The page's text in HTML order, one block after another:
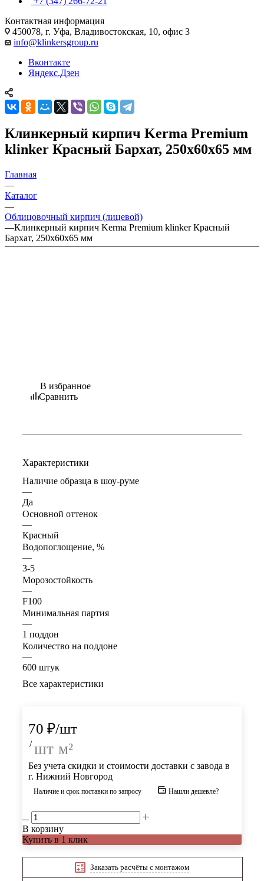
Контактная информация
450078, г. Уфа, Владивостокская, 10, офис 3
info@klinkersgroup.ru
Вконтакте
Яндекс.Дзен
Клинкерный кирпич Kerma Premium
klinker Красный Бархат, 250х60х65 мм
Главная
—
Каталог
—
Облицовочный кирпич (лицевой)
—Клинкерный кирпич Kerma Premium klinker Красный
Бархат, 250х60х65 мм
В избранное
Сравнить
Характеристики
Наличие образца в шоу-руме
—
Да
Основной оттенок
—
Красный
Водопоглощение, %
—
3-5
Морозостойкость
—
F100
Минимальная партия
—
1 поддон
Количество на поддоне
—
600 штук
Все характеристики
70 ₽/шт
/ шт м²
Без учета скидки и стоимости доставки с завода в
г. Нижний Новгород
Наличие и срок поставки по запросу Нашли дешевле?
В корзину
Купить в 1 клик
Заказать расчёты с монтажом